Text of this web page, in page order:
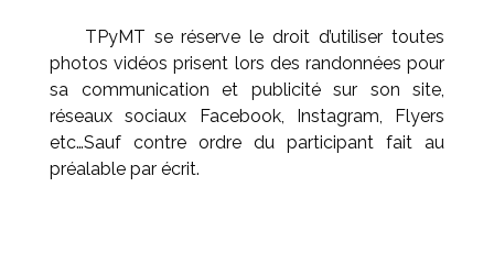
TPyMT se réserve le droit d’utiliser toutes
photos vidéos prisent lors des randonnées pour
sa communication et publicité sur son site,
réseaux sociaux Facebook, Instagram, Flyers
etc…Sauf contre ordre du participant fait au
préalable par écrit.